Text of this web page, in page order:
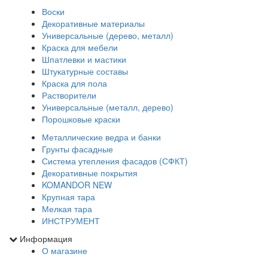
Воски
Декоративные материалы
Универсальные (дерево, металл)
Краска для мебели
Шпатлевки и мастики
Штукатурные составы
Краска для пола
Растворители
Универсальные (металл, дерево)
Порошковые краски
Металлические ведра и банки
Грунты фасадные
Система утепления фасадов (СФКТ)
Декоративные покрытия
KOMANDOR NEW
Крупная тара
Мелкая тара
ИНСТРУМЕНТ
Информация
О магазине